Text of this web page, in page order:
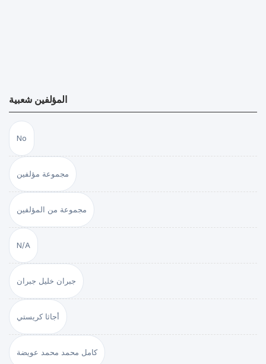
المؤلفين شعبية
No
مجموعة مؤلفين
مجموعة من المؤلفين
N/A
جبران خليل جبران
أجاثا كريستي
كامل محمد محمد عويضة